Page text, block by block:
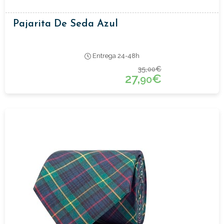
Pajarita De Seda Azul
Entrega 24-48h
35,00€
27,90€